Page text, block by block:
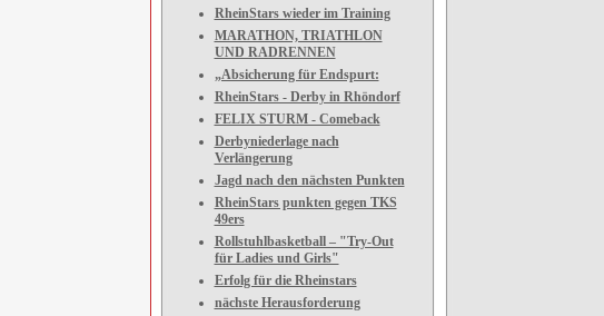
RheinStars wieder im Training
MARATHON, TRIATHLON
UND RADRENNEN
„Absicherung für Endspurt:
RheinStars - Derby in Rhöndorf
FELIX STURM - Comeback
Derbyniederlage nach
Verlängerung
Jagd nach den nächsten Punkten
RheinStars punkten gegen TKS
49ers
Rollstuhlbasketball – "Try-Out
für Ladies und Girls"
Erfolg für die Rheinstars
nächste Herausforderung